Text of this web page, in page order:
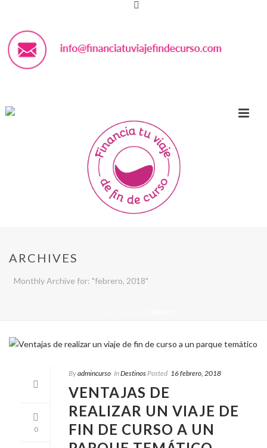
ARCHIVES
Monthly Archive for: "febrero, 2018"
0
Byadmincurso InDestinos Posted 16 febrero, 2018
VENTAJAS DE
REALIZAR UN VIAJE DE
FIN DE CURSO A UN